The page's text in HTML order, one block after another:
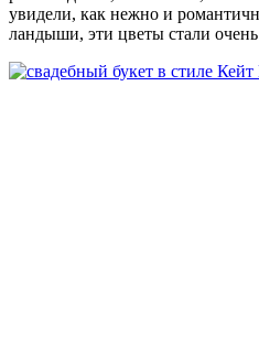
увидели, как нежно и
ландыши, эти цветы стали